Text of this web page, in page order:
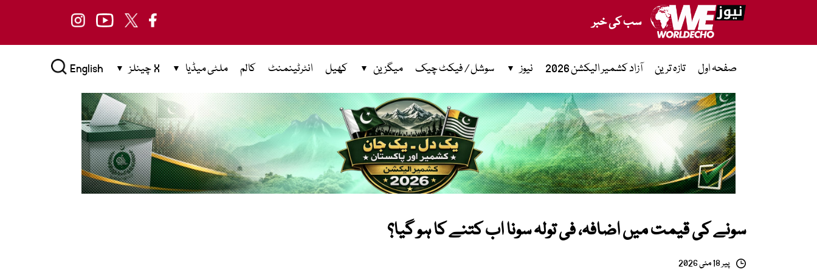
سب کی خبر
صفحہ اول تازہ ترین آزاد کشمیر الیکشن 2026 نیوز سوشل / فیکٹ چیک میگزین کھیل انٹرٹینمنٹ کالم ملٹی میڈیا X چینلز English
سونے کی قیمت میں اضافہ، فی تولہ سونا اب کتنے کا ہو گیا؟
پیر 18 مئی 2026